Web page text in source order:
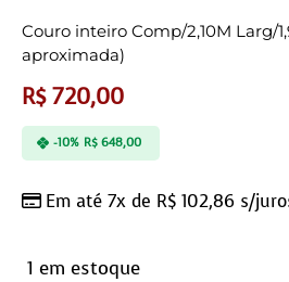
Couro inteiro Comp/2,10M Larg/
aproximada)
R$720,00
Em até 7x de R$ 102,86 s/
-10% R$648,00
1 em estoque